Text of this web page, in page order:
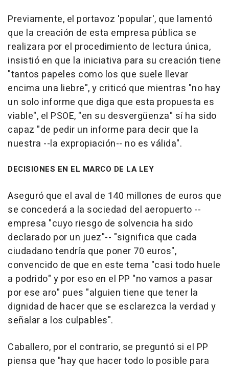
Previamente, el portavoz 'popular', que lamentó
que la creación de esta empresa pública se
realizara por el procedimiento de lectura única,
insistió en que la iniciativa para su creación tiene
"tantos papeles como los que suele llevar
encima una liebre", y criticó que mientras "no hay
un solo informe que diga que esta propuesta es
viable", el PSOE, "en su desvergüenza" sí ha sido
capaz "de pedir un informe para decir que la
nuestra --la expropiación-- no es válida".
DECISIONES EN EL MARCO DE LA LEY
Aseguró que el aval de 140 millones de euros que
se concederá a la sociedad del aeropuerto --
empresa "cuyo riesgo de solvencia ha sido
declarado por un juez"-- "significa que cada
ciudadano tendría que poner 70 euros",
convencido de que en este tema "casi todo huele
a podrido" y por eso en el PP "no vamos a pasar
por ese aro" pues "alguien tiene que tener la
dignidad de hacer que se esclarezca la verdad y
señalar a los culpables".
Caballero, por el contrario, se preguntó si el PP
piensa que "hay que hacer todo lo posible para